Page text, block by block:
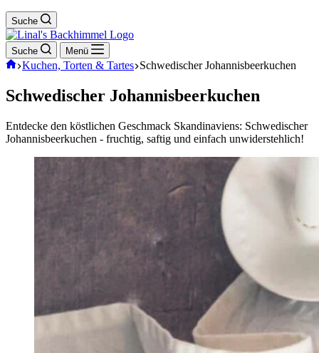
Suche
Suche Menü
Start
Kuchen, Torten & Tartes Schwedischer Johannisbeerkuchen
Schwedischer Johannisbeerkuchen
Entdecke den köstlichen Geschmack Skandinaviens: Schwedischer
Johannisbeerkuchen - fruchtig, saftig und einfach unwiderstehlich!